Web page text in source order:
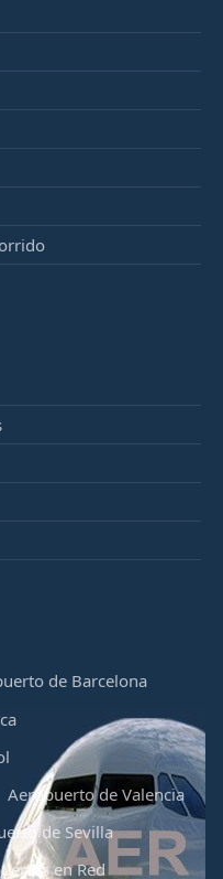
de Barcelona
Aeropuerto de Valencia
de Sevilla
en Red